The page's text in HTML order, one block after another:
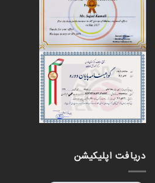
دریافت اپلیکیشن